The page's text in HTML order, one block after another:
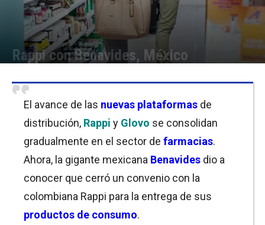
Rappi con Benavides, México
El avance de las nuevas plataformas de
distribución, Rappi y Glovo se consolidan
gradualmente en el sector de farmacias.
Ahora, la gigante mexicana Benavides dio a
conocer que cerró un convenio con la
colombiana Rappi para la entrega de sus
productos de consumo.